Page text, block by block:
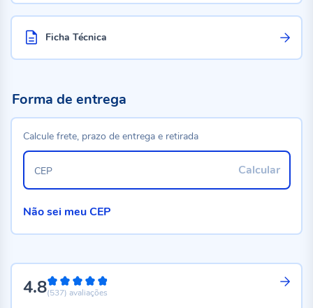
Ficha Técnica
4.896%
(537) avaliações
Forma de entrega
Calcule frete, prazo de entrega e retirada
Calcular
CEP
Não sei meu CEP